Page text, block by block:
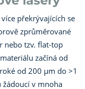
překrývajících se
zprůměrované
nebo tzv. flat-top
začíná od
od 200 µm do >1
v mnoha